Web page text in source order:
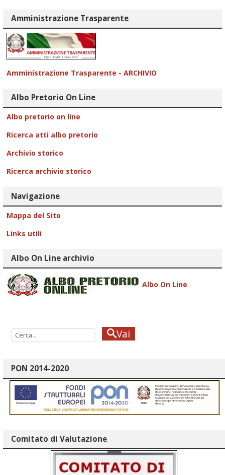
Amministrazione Trasparente
Amministrazione Trasparente - ARCHIVIO
Albo Pretorio On Line
Albo pretorio on line
Ricerca atti albo pretorio
Archivio storico
Ricerca archivio storico
Navigazione
Mappa del Sito
Links utili
Albo On Line archivio
Albo On Line
Vai
PON 2014-2020
Comitato di Valutazione